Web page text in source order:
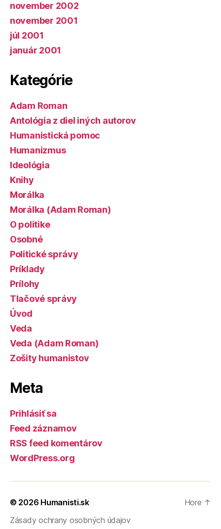
november 2002
november 2001
júl 2001
január 2001
Kategórie
Adam Roman
Antológia z diel iných autorov
Humanistická pomoc
Humanizmus
Ideológia
Knihy
Morálka
Morálka (Adam Roman)
O politike
Osobné
Politické správy
Príklady
Prílohy
Tlačové správy
Úvod
Veda
Veda (Adam Roman)
Zošity humanistov
Meta
Prihlásiť sa
Feed záznamov
RSS feed komentárov
WordPress.org
© 2026 Humanisti.sk
Zásady ochrany osobných údajov
Hore ↑